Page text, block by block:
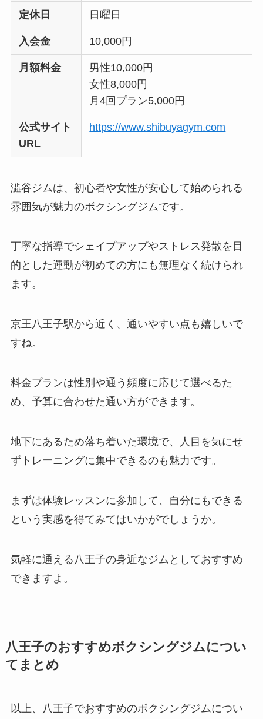
定休日 日曜日
入会金 10,000円
月額料金
男性10,000円
女性8,000円
月4回プラン5,000円
公式サイト
URL
https://www.shibuyagym.com
澁谷ジムは、初心者や女性が安心して始められる
雰囲気が魅力のボクシングジムです。
丁寧な指導でシェイプアップやストレス発散を目
的とした運動が初めての方にも無理なく続けられ
ます。
京王八王子駅から近く、通いやすい点も嬉しいで
すね。
料金プランは性別や通う頻度に応じて選べるた
め、予算に合わせた通い方ができます。
地下にあるため落ち着いた環境で、人目を気にせ
ずトレーニングに集中できるのも魅力です。
まずは体験レッスンに参加して、自分にもできる
という実感を得てみてはいかがでしょうか。
気軽に通える八王子の身近なジムとしておすすめ
できますよ。
八王子のおすすめボクシングジムについ
てまとめ
以上、八王子でおすすめのボクシングジムについ